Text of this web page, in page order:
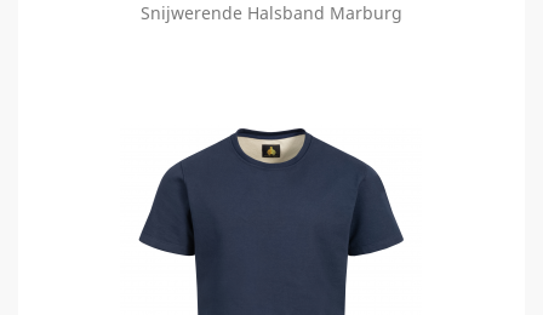
Snijwerende Halsband Marburg